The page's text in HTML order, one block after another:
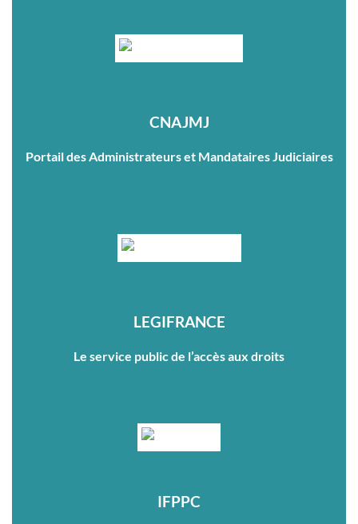
CNAJMJ
Portail des Administrateurs et Mandataires Judiciaires
LEGIFRANCE
Le service public de l’accès aux droits
IFPPC